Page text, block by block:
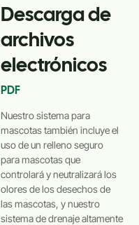
Descarga de
archivos
electrónicos
PDF
Nuestro sistema para
mascotas también incluye el
uso de un relleno seguro
para mascotas que
controlará y neutralizará los
olores de los desechos de
las mascotas, y nuestro
sistema de drenaje altamente